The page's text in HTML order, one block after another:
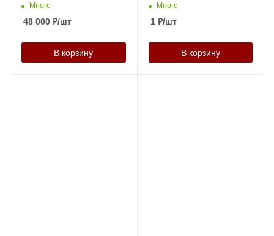
Много
48 000 ₽/шт
В корзину
Много
1₽/шт
В корзину